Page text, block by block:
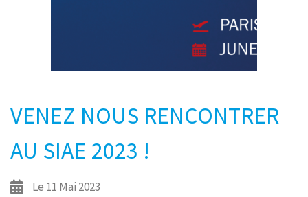
VENEZ NOUS RENCONTRER
AU SIAE 2023 !
Le 11 Mai 2023